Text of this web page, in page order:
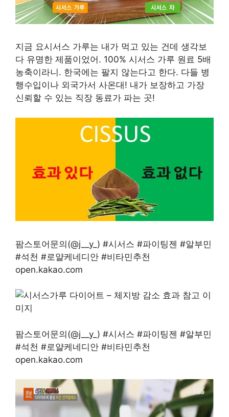
지금 요시서스 가루는 내가 먹고 있는 건데 생각보
다 유명한 제품이었어. 100% 시서스 가루 원료 5배
농축이라니. 한국에는 팔지 않는다고 한다. 다들 병
행수입이나 외국가서 사온대! 내가 보장하고 가장
신뢰할 수 있는 직장 동료가 파는 곳!
팜스토어문의(@j__y_) #시서스 #파이팅젠 #알부민
#석천 #로얄케네디안 #비타민추천
open.kakao.com
팜스토어문의(@j__y_) #시서스 #파이팅젠 #알부민
#석천 #로얄케네디안 #비타민추천
open.kakao.com